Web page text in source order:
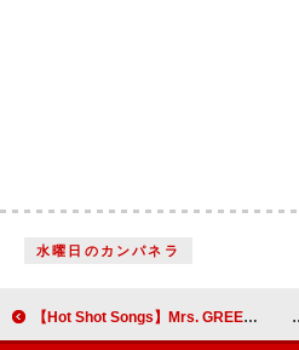
水曜日のカンパネラ
【Hot Shot Songs】Mrs. GREEN APPLE「Carrying Happiness」首位、「イケナイ太陽」ほか夏曲も複数上昇